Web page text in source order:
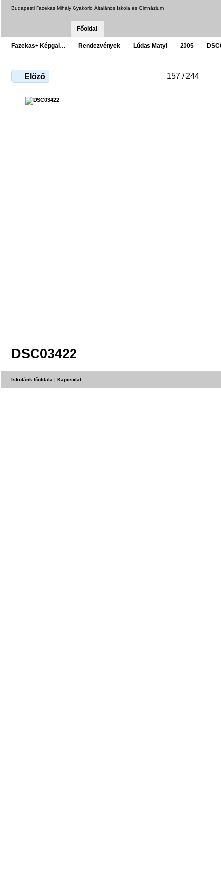
Budapesti Fazekas Mihály Gyakorló Általános Iskola és Gimnázium
Főoldal
Fazekas+ Képgal… Rendezvények Lúdas Matyi 2005
Előző 157 / 244
DSC03422
Iskolánk főoldala | Kapcsolat